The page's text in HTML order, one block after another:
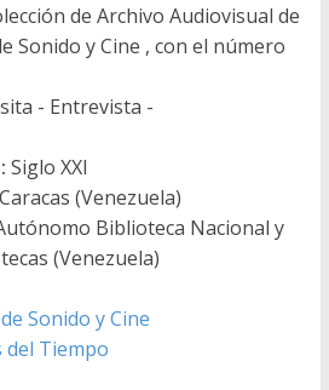
de Archivo Audiovisual de
Sonido y Cine , con el número
- Entrevista -
Siglo XXI
Caracas (Venezuela)
Biblioteca Nacional y
(Venezuela)
Sonido y Cine
del Tiempo